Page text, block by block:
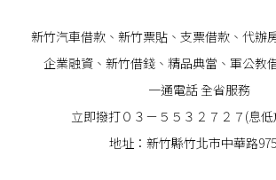
新竹汽車借款 、 新竹票貼 、支票借款、代辦
企業融資 、 新竹借錢 、精品典當、軍公教
一通電話 全省服務
立即撥打０３－５５３２７２７(息
地址：新竹縣竹北市中華路